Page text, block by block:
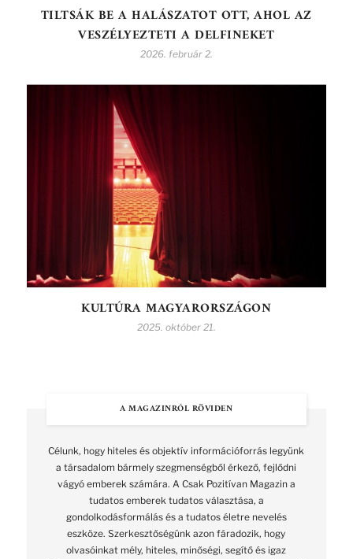
TILTSÁK BE A HALÁSZATOT OTT, AHOL AZ
VESZÉLYEZTETI A DELFINEKET
2026. február 2.
KULTÚRA MAGYARORSZÁGON
2025. október 21.
A MAGAZINRÓL RÖVIDEN
Célunk, hogy hiteles és objektív információforrás legyünk
a társadalom bármely szegmenségből érkező, fejlődni
vágyó emberek számára. A Csak Pozitívan Magazin a
tudatos emberek tudatos választása, a
gondolkodásformálás és a tudatos életre nevelés
eszköze. Szerkesztőségünk azon fáradozik, hogy
olvasóinkat mély, hiteles, minőségi, segítő és igaz